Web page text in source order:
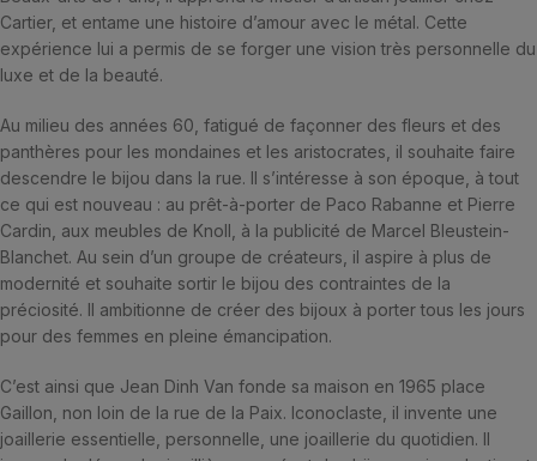
Cartier, et entame une histoire d’amour avec le métal. Cette
expérience lui a permis de se forger une vision très personnelle du
luxe et de la beauté.
Au milieu des années 60, fatigué de façonner des fleurs et des
panthères pour les mondaines et les aristocrates, il souhaite faire
descendre le bijou dans la rue. Il s’intéresse à son époque, à tout
ce qui est nouveau : au prêt-à-porter de Paco Rabanne et Pierre
Cardin, aux meubles de Knoll, à la publicité de Marcel Bleustein-
Blanchet. Au sein d’un groupe de créateurs, il aspire à plus de
modernité et souhaite sortir le bijou des contraintes de la
préciosité. Il ambitionne de créer des bijoux à porter tous les jours
pour des femmes en pleine émancipation.
C’est ainsi que Jean Dinh Van fonde sa maison en 1965 place
Gaillon, non loin de la rue de la Paix. Iconoclaste, il invente une
joaillerie essentielle, personnelle, une joaillerie du quotidien. Il